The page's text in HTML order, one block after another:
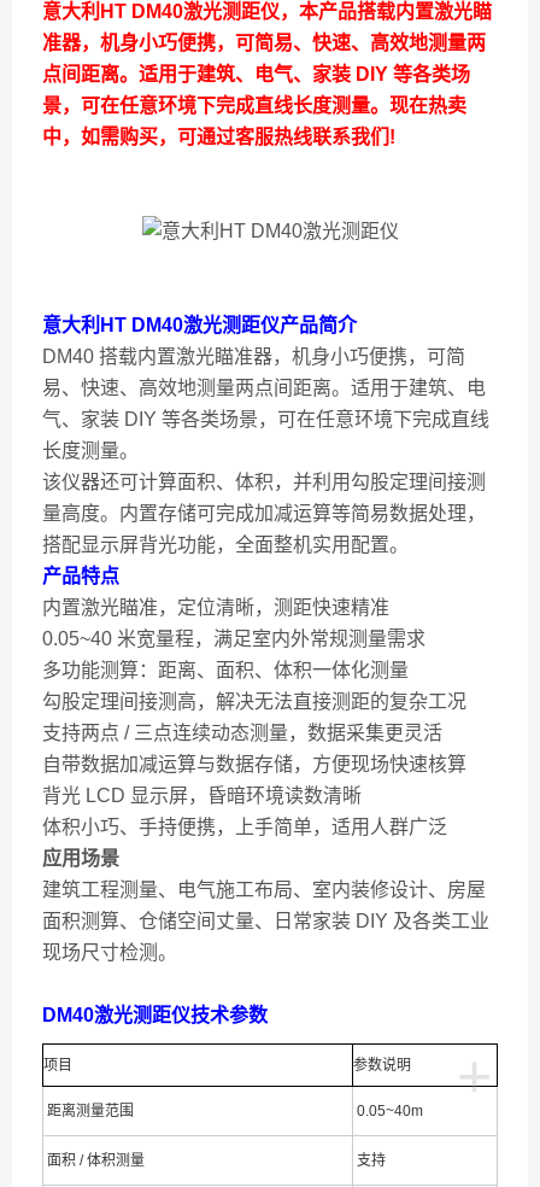
意大利HT DM40激光测距仪，本产品搭载内置激光瞄
准器，机身小巧便携，可简易、快速、高效地测量两
点间距离。适用于建筑、电气、家装 DIY 等各类场
景，可在任意环境下完成直线长度测量。现在热卖
中，如需购买，可通过客服热线联系我们!
意大利HT DM40激光测距仪产品简介
DM40 搭载内置激光瞄准器，机身小巧便携，可简
易、快速、高效地测量两点间距离。适用于建筑、电
气、家装 DIY 等各类场景，可在任意环境下完成直线
长度测量。
该仪器还可计算面积、体积，并利用勾股定理间接测
量高度。内置存储可完成加减运算等简易数据处理，
搭配显示屏背光功能，全面整机实用配置。
产品特点
内置激光瞄准，定位清晰，测距快速精准
0.05~40 米宽量程，满足室内外常规测量需求
多功能测算：距离、面积、体积一体化测量
勾股定理间接测高，解决无法直接测距的复杂工况
支持两点 / 三点连续动态测量，数据采集更灵活
自带数据加减运算与数据存储，方便现场快速核算
背光 LCD 显示屏，昏暗环境读数清晰
体积小巧、手持便携，上手简单，适用人群广泛
应用场景
建筑工程测量、电气施工布局、室内装修设计、房屋
面积测算、仓储空间丈量、日常家装 DIY 及各类工业
现场尺寸检测。
DM40激光测距仪技术参数
+
项目 参数说明
距离测量范围 0.05~40m
面积 / 体积测量 支持